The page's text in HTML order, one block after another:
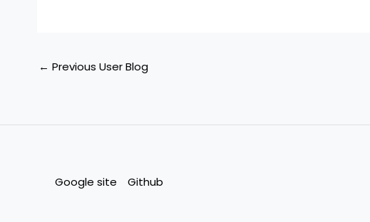
← Previous User Blog
Google site Github